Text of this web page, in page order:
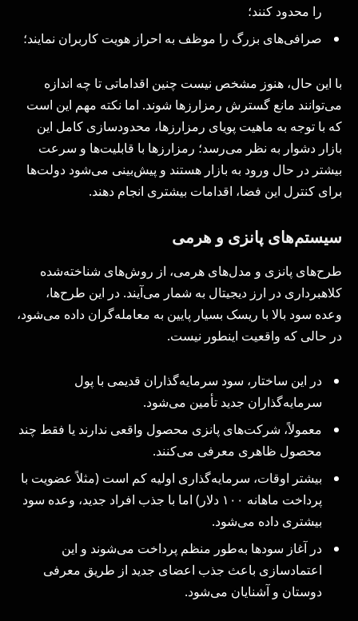
را محدود کنند؛
صرافی‌های بزرگ را موظف به احراز هویت کاربران نمایند؛
با این حال، هنوز مشخص نیست چنین اقداماتی تا چه اندازه
می‌توانند مانع گسترش رمزارزها شوند. اما نکته مهم این است
که با توجه به ماهیت پویای رمزارزها، محدودسازی کامل این
بازار دشوار به نظر می‌رسد؛ رمزارزها با قابلیت‌ها و سرعت
بیشتر در حال ورود به بازار هستند و پیش‌بینی می‌شود دولت‌ها
برای کنترل این فضا، اقدامات بیشتری انجام دهند.
سیستم‌های پانزی و هرمی
طرح‌های پانزی و مدل‌های هرمی، از روش‌های شناخته‌شده
کلاهبرداری در ارز دیجیتال به شمار می‌آیند. در این طرح‌ها،
وعده سود بالا با ریسک بسیار پایین به معامله‌گران داده می‌شود،
در حالی که واقعیت اینطور نیست.
در این ساختار، سود سرمایه‌گذاران قدیمی با پول
سرمایه‌گذاران جدید تأمین می‌شود.
معمولاً، شرکت‌های پانزی محصول واقعی ندارند یا فقط چند
محصول ظاهری معرفی می‌کنند.
بیشتر اوقات، سرمایه‌گذاری اولیه کم است (مثلاً عضویت با
پرداخت ماهانه ۱۰۰ دلار) اما با جذب افراد جدید، وعده سود
بیشتری داده می‌شود.
در آغاز سودها به‌طور منظم پرداخت می‌شوند و این
اعتمادسازی باعث جذب اعضای جدید از طریق معرفی
دوستان و آشنایان می‌شود.